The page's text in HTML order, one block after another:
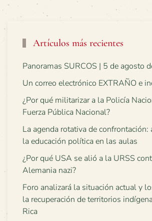
Artículos más recientes
Panoramas SURCOS | 5 de agosto
Un correo electrónico EXTRAÑO e
¿Por qué militarizar a la Policía
Fuerza Pública Nacional?
La agenda rotativa de
la educación política en las aulas
¿Por qué USA se alió a la URSS
Alemania nazi?
Foro analizará la situación actual y
la recuperación de territorios
Rica